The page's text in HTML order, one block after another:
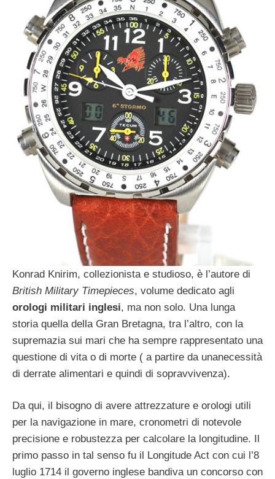
Konrad Knirim, collezionista e studioso, è l’autore di
British Military Timepieces, volume dedicato agli
orologi militari inglesi, ma non solo. Una lunga
storia quella della Gran Bretagna, tra l’altro, con la
supremazia sui mari che ha sempre rappresentato una
questione di vita o di morte ( a partire da unanecessità
di derrate alimentari e quindi di sopravvivenza).
Da qui, il bisogno di avere attrezzature e orologi utili
per la navigazione in mare, cronometri di notevole
precisione e robustezza per calcolare la longitudine. Il
primo passo in tal senso fu il Longitude Act con cui l’8
luglio 1714 il governo inglese bandiva un concorso con